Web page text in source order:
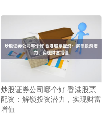
炒股证券公司哪个好 香港股票
配资：解锁投资潜力，实现财富
增值